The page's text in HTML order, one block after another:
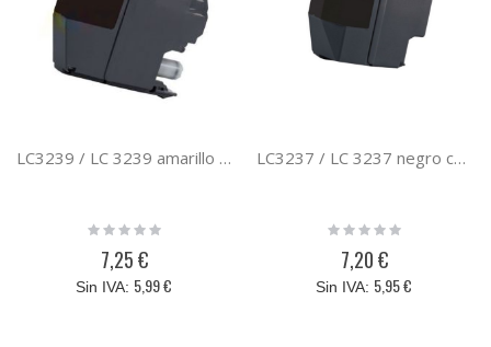
LC3239 / LC 3239 amarillo compatible con el cartucho de tinta original Brother LC-3239XL
Rating:
7,25 €
5,99 €
LC3237 / LC 3237 negro compatible con el cartucho de tinta original Brother LC-3237
Rating:
7,20 €
5,95 €